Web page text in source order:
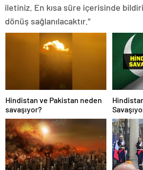
iletiniz. En kısa süre içerisinde
dönüş sağlanılacaktır.”
Hindistan ve Pakistan neden
savaşıyor?
Nedir?
İşte